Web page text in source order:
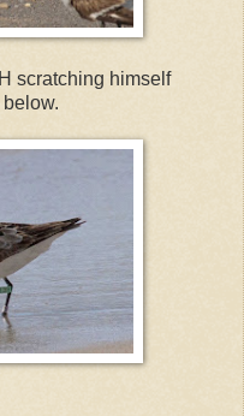
scratching himself